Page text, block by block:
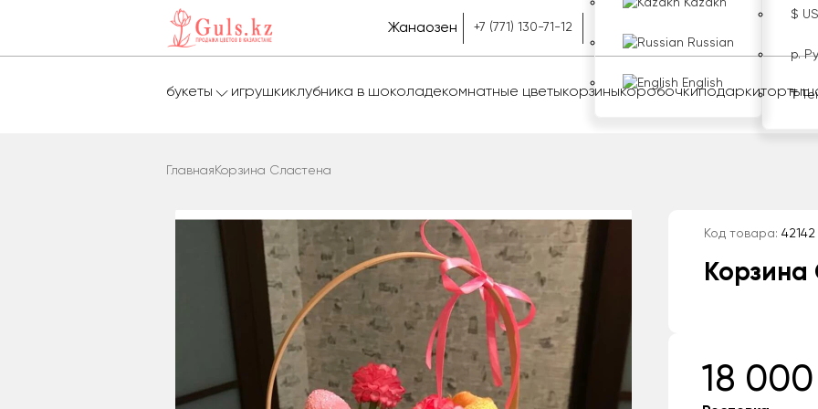
Жанаозен +7 (771) 130-71-12
Kazakh
Russian
English
$
р.
₸
букеты игрушкиклубника в шоколадекомнатные цветыкорзиныкоробочкиподаркиторты
Главная Корзина Сластена
Код товара: 42142
Корзина
18